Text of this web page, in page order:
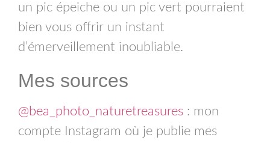
un pic épeiche ou un pic vert pourraient
bien vous offrir un instant
d’émerveillement inoubliable.
Mes sources
@bea_photo_naturetreasures : mon
compte Instagram où je publie mes